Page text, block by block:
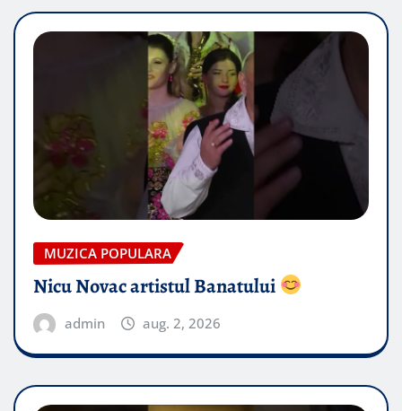
MUZICA POPULARA
Nicu Novac artistul Banatului
admin aug. 2, 2026